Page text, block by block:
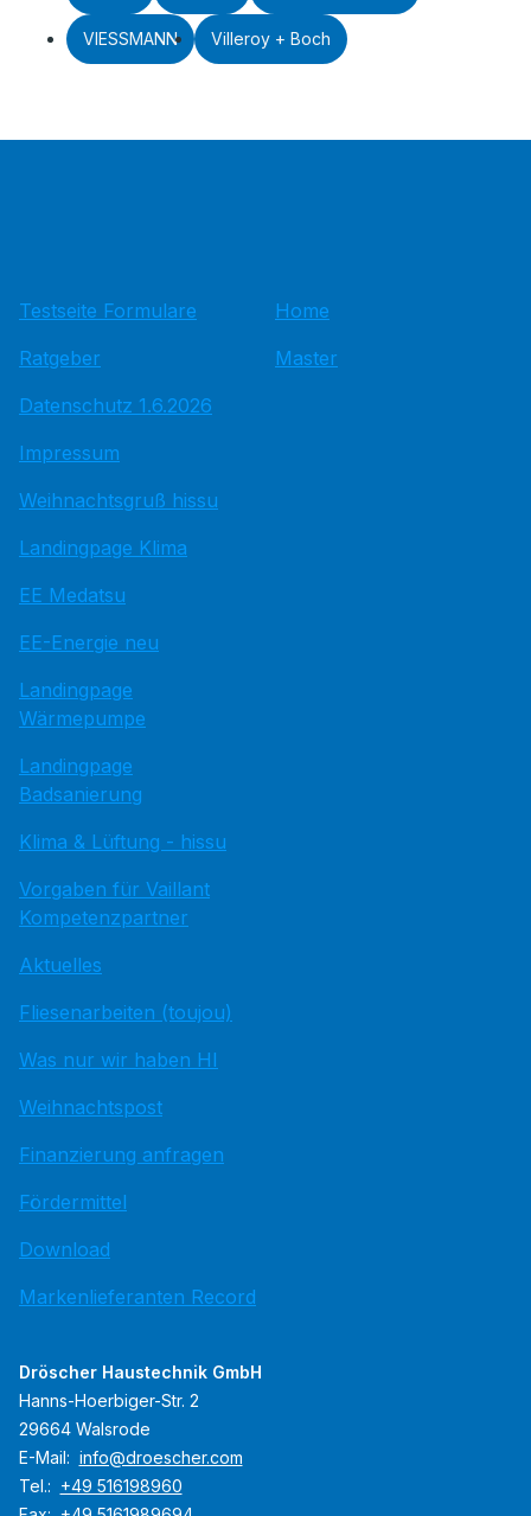
VIESSMANN Villeroy + Boch
Testseite Formulare
Ratgeber
Datenschutz 1.6.2026
Impressum
Weihnachtsgruß hissu
Landingpage Klima
EE Medatsu
EE-Energie neu
Landingpage
Wärmepumpe
Landingpage
Badsanierung
Klima & Lüftung - hissu
Vorgaben für Vaillant
Kompetenzpartner
Aktuelles
Fliesenarbeiten (toujou)
Was nur wir haben HI
Weihnachtspost
Finanzierung anfragen
Fördermittel
Download
Markenlieferanten Record
Home
Master
Dröscher Haustechnik GmbH
Hanns-Hoerbiger-Str. 2
29664 Walsrode
E-Mail: info@droescher.com
Tel.: +49 516198960